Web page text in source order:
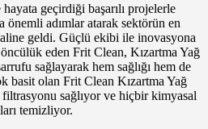
geçirdiği başarılı projelerle
önemli adımlar atarak sektörün en
geldi. Güçlü ekibi ile inovasyona
eden Frit Clean, Kızartma Yağ
sağlayarak hem sağlığı hem de
basit olan Frit Clean Kızartma Yağ
sağlıyor ve hiçbir kimyasal
temizliyor.